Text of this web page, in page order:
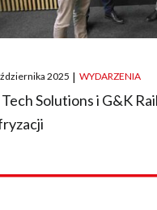
2025 | WYDARZENIA
Tech Solutions i G&K